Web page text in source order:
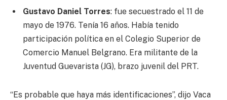
Gustavo Daniel Torres: fue secuestrado el 11 de
mayo de 1976. Tenía 16 años. Había tenido
participación política en el Colegio Superior de
Comercio Manuel Belgrano. Era militante de la
Juventud Guevarista (JG), brazo juvenil del PRT.
“Es probable que haya más identificaciones”, dijo Vaca